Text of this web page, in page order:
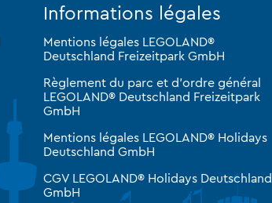
Informations légales
Mentions légales LEGOLAND®
Deutschland Freizeitpark GmbH
Règlement du parc et d'ordre général
LEGOLAND® Deutschland Freizeitpark
GmbH
Mentions légales LEGOLAND® Holidays
Deutschland GmbH
CGV LEGOLAND® Holidays Deutschland
GmbH